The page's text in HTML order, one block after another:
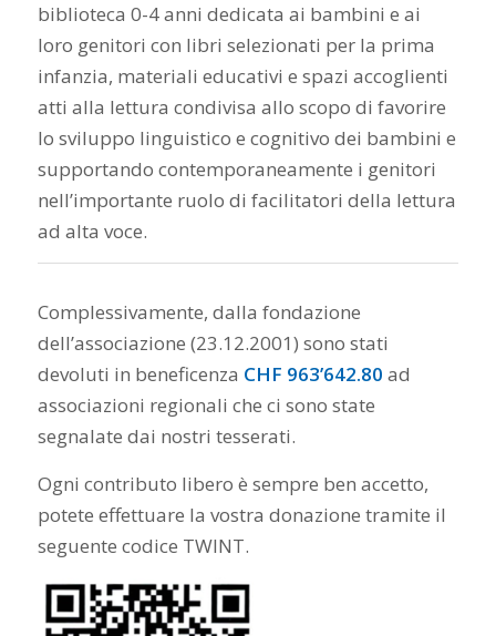
biblioteca 0-4 anni dedicata ai bambini e ai
loro genitori con libri selezionati per la prima
infanzia, materiali educativi e spazi accoglienti
atti alla lettura condivisa allo scopo di favorire
lo sviluppo linguistico e cognitivo dei bambini e
supportando contemporaneamente i genitori
nell’importante ruolo di facilitatori della lettura
ad alta voce.
Complessivamente, dalla fondazione
dell’associazione (23.12.2001) sono stati
devoluti in beneficenza CHF 963’642.80 ad
associazioni regionali che ci sono state
segnalate dai nostri tesserati.
Ogni contributo libero è sempre ben accetto,
potete effettuare la vostra donazione tramite il
seguente codice TWINT.